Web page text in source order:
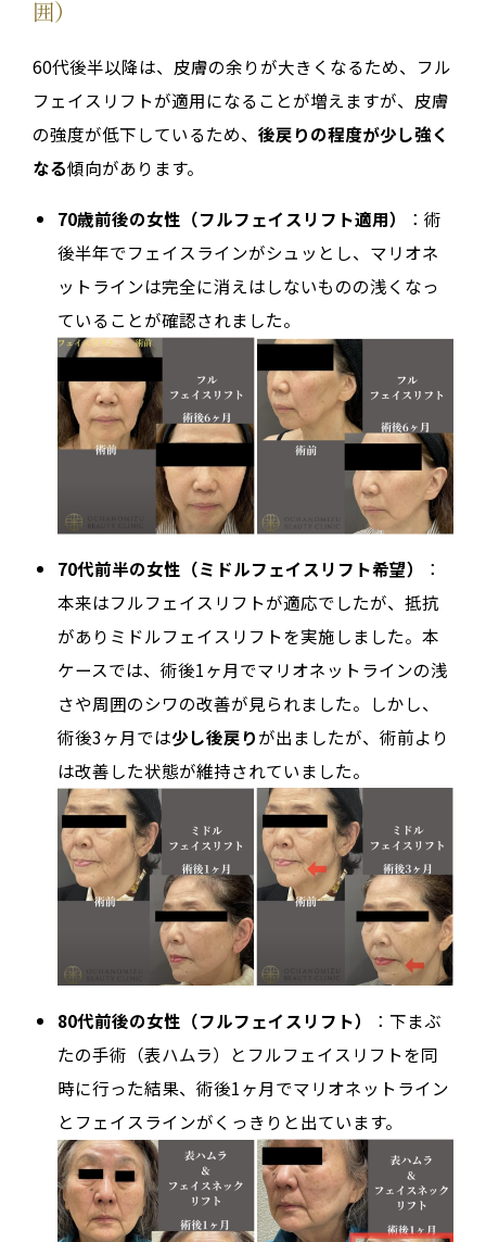
囲）
60代後半以降は、皮膚の余りが大きくなるため、フル
フェイスリフトが適用になることが増えますが、皮膚
の強度が低下しているため、 後戻りの程度が少し強く
なる傾向があります。
70歳前後の女性（フルフェイスリフト適用）
：術
後半年でフェイスラインがシュッとし、マリオネ
ットラインは完全に消えはしないものの浅くなっ
ていることが確認されました。
70代前半の女性（ミドルフェイスリフト希望）
：
本来はフルフェイスリフトが適応でしたが、抵抗
がありミドルフェイスリフトを実施しました。本
ケースでは、術後1ヶ月でマリオネットラインの浅
さや周囲のシワの改善が見られました。しかし、
術後3ヶ月では少し後戻りが出ましたが、術前より
は改善した状態が維持されていました。
80代前後の女性（フルフェイスリフト）
：下まぶ
たの手術（表ハムラ）とフルフェイスリフトを同
時に行った結果、術後1ヶ月でマリオネットライン
とフェイスラインがくっきりと出ています。